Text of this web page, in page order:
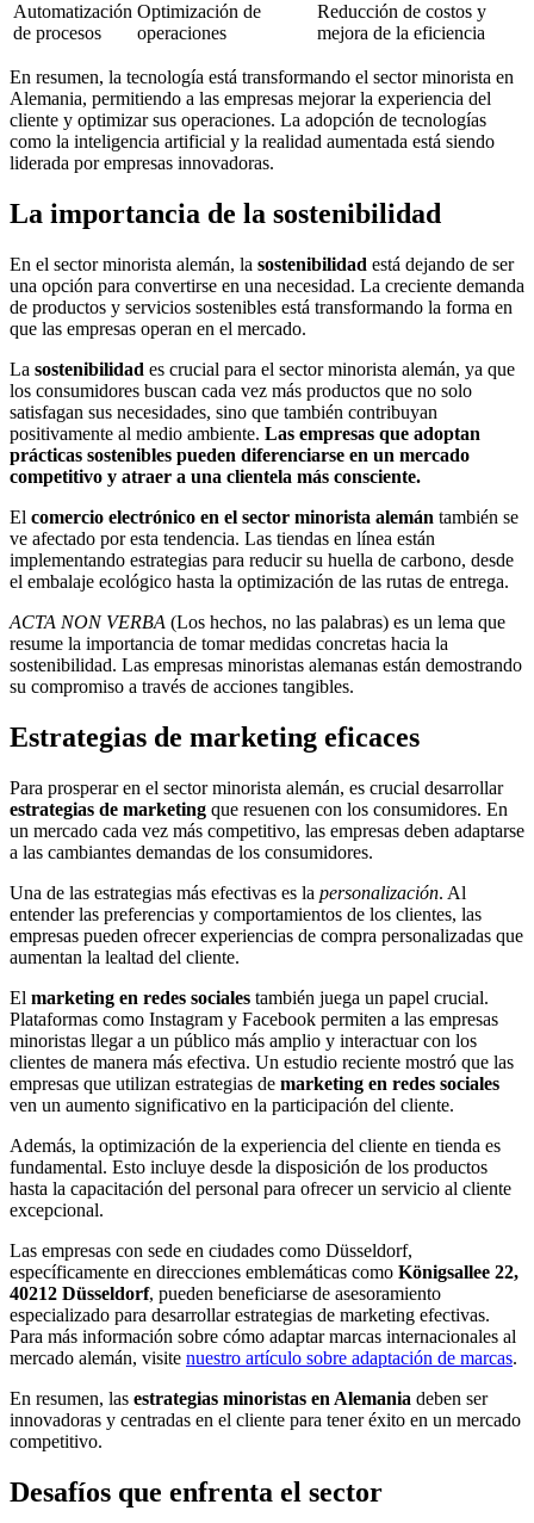
Automatización
de procesos
Optimización de
operaciones
Reducción de costos y
mejora de la eficiencia
En resumen, la tecnología está transformando el sector minorista en
Alemania, permitiendo a las empresas mejorar la experiencia del
cliente y optimizar sus operaciones. La adopción de tecnologías
como la inteligencia artificial y la realidad aumentada está siendo
liderada por empresas innovadoras.
La importancia de la sostenibilidad
En el sector minorista alemán, la sostenibilidad está dejando de ser
una opción para convertirse en una necesidad. La creciente demanda
de productos y servicios sostenibles está transformando la forma en
que las empresas operan en el mercado.
La sostenibilidad es crucial para el sector minorista alemán, ya que
los consumidores buscan cada vez más productos que no solo
satisfagan sus necesidades, sino que también contribuyan
positivamente al medio ambiente. Las empresas que adoptan
prácticas sostenibles pueden diferenciarse en un mercado
competitivo y atraer a una clientela más consciente.
El comercio electrónico en el sector minorista alemán también se
ve afectado por esta tendencia. Las tiendas en línea están
implementando estrategias para reducir su huella de carbono, desde
el embalaje ecológico hasta la optimización de las rutas de entrega.
ACTA NON VERBA (Los hechos, no las palabras) es un lema que
resume la importancia de tomar medidas concretas hacia la
sostenibilidad. Las empresas minoristas alemanas están demostrando
su compromiso a través de acciones tangibles.
Estrategias de marketing eficaces
Para prosperar en el sector minorista alemán, es crucial desarrollar
estrategias de marketing que resuenen con los consumidores. En
un mercado cada vez más competitivo, las empresas deben adaptarse
a las cambiantes demandas de los consumidores.
Una de las estrategias más efectivas es la personalización. Al
entender las preferencias y comportamientos de los clientes, las
empresas pueden ofrecer experiencias de compra personalizadas que
aumentan la lealtad del cliente.
El marketing en redes sociales también juega un papel crucial.
Plataformas como Instagram y Facebook permiten a las empresas
minoristas llegar a un público más amplio y interactuar con los
clientes de manera más efectiva. Un estudio reciente mostró que las
empresas que utilizan estrategias de marketing en redes sociales
ven un aumento significativo en la participación del cliente.
Además, la optimización de la experiencia del cliente en tienda es
fundamental. Esto incluye desde la disposición de los productos
hasta la capacitación del personal para ofrecer un servicio al cliente
excepcional.
Las empresas con sede en ciudades como Düsseldorf,
específicamente en direcciones emblemáticas como Königsallee 22,
40212 Düsseldorf, pueden beneficiarse de asesoramiento
especializado para desarrollar estrategias de marketing efectivas.
Para más información sobre cómo adaptar marcas internacionales al
mercado alemán, visite nuestro artículo sobre adaptación de marcas.
En resumen, las estrategias minoristas en Alemania deben ser
innovadoras y centradas en el cliente para tener éxito en un mercado
competitivo.
Desafíos que enfrenta el sector